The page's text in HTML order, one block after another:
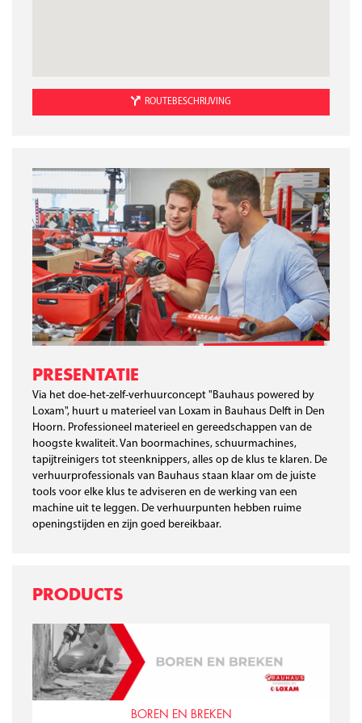
ROUTEBESCHRIJVING
PRESENTATIE
Via het doe-het-zelf-verhuurconcept "Bauhaus powered by
Loxam", huurt u materieel van Loxam in Bauhaus Delft in Den
Hoorn. Professioneel materieel en gereedschappen van de
hoogste kwaliteit. Van boormachines, schuurmachines,
tapijtreinigers tot steenknippers, alles op de klus te klaren. De
verhuurprofessionals van Bauhaus staan klaar om de juiste
tools voor elke klus te adviseren en de werking van een
machine uit te leggen. De verhuurpunten hebben ruime
openingstijden en zijn goed bereikbaar.
PRODUCTS
BOREN EN BREKEN